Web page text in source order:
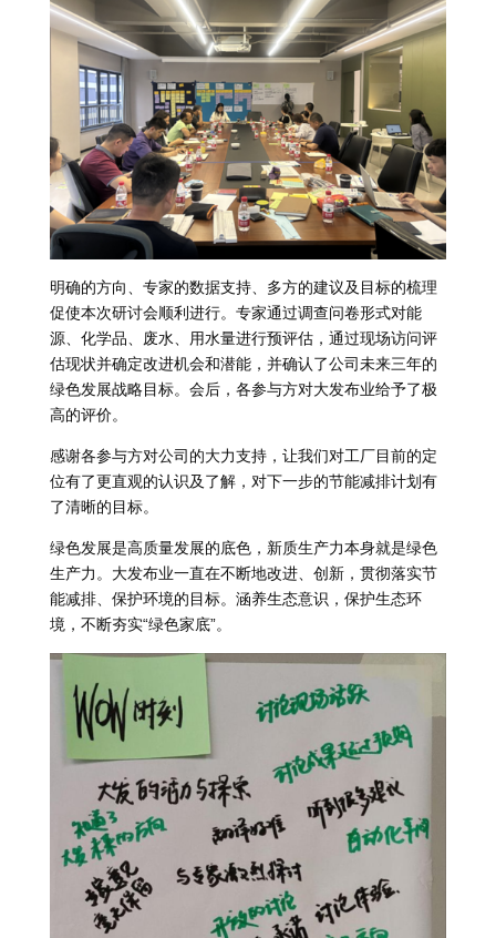
明确的方向、专家的数据支持、多方的建议及目标的梳理
促使本次研讨会顺利进行。专家通过调查问卷形式对能
源、化学品、废水、用水量进行预评估，通过现场访问评
估现状并确定改进机会和潜能，并确认了公司未来三年的
绿色发展战略目标。会后，各参与方对大发布业给予了极
高的评价。
感谢各参与方对公司的大力支持，让我们对工厂目前的定
位有了更直观的认识及了解，对下一步的节能减排计划有
了清晰的目标。
绿色发展是高质量发展的底色，新质生产力本身就是绿色
生产力。大发布业一直在不断地改进、创新，贯彻落实节
能减排、保护环境的目标。涵养生态意识，保护生态环
境，不断夯实“绿色家底”。